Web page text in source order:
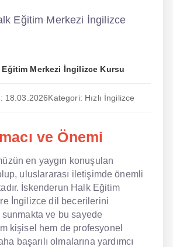
Yorum
Eğitim Merkezi İngilizce
Merkezi İngilizce Kursu
18.03.2026Kategori: Hızlı İngilizce
ve Önemi
en yaygın konuşulan
uluslararası iletişimde önemli
İskenderun Halk Eğitim
İngilizce dil becerilerini
sunmakta ve bu sayede
kişisel hem de profesyonel
başarılı olmalarına yardımcı